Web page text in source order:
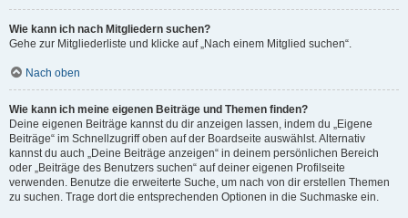
Wie kann ich nach Mitgliedern suchen?
Gehe zur Mitgliederliste und klicke auf „Nach einem Mitglied suchen“.
Nach oben
Wie kann ich meine eigenen Beiträge und Themen finden?
Deine eigenen Beiträge kannst du dir anzeigen lassen, indem du „Eigene
Beiträge“ im Schnellzugriff oben auf der Boardseite auswählst. Alternativ
kannst du auch „Deine Beiträge anzeigen“ in deinem persönlichen Bereich
oder „Beiträge des Benutzers suchen“ auf deiner eigenen Profilseite
verwenden. Benutze die erweiterte Suche, um nach von dir erstellen Themen
zu suchen. Trage dort die entsprechenden Optionen in die Suchmaske ein.